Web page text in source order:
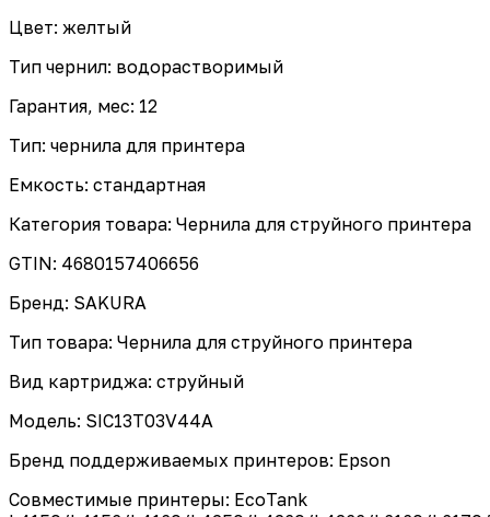
Цвет: желтый
Тип чернил: водорастворимый
Гарантия, мес: 12
Тип: чернила для принтера
Емкость: стандартная
Категория товара: Чернила для струйного принтера
GTIN: 4680157406656
Бренд: SAKURA
Тип товара: Чернила для струйного принтера
Вид картриджа: струйный
Модель: SIC13T03V44A
Бренд поддерживаемых принтеров: Epson
Совместимые принтеры: EcoTank